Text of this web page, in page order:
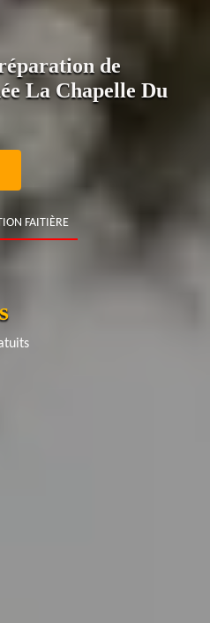
de
La Chapelle Du
FAITIÈRE